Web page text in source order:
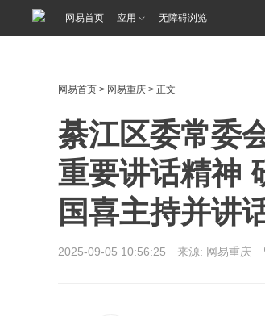
网易首页 应用 无障碍浏览
网易首页 > 网易重庆 > 正文
綦江区委常委
重要讲话精神
国喜主持并讲
2025-09-05 10:56:25 来源: 网易重庆